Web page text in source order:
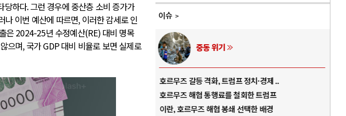
당하다.그런 경우에 중산층 소비 증가가
나 이번 예산에 따르면, 이러한 감세로 인
은2024-25년 수정예산(RE) 대비 명목
으며, 국가GDP대비 비율로 보면 실제로
이슈
라이나 전쟁
나, 대리전의 역..
력 직후, 러시아..
년까지 공..
중동 위기
호르무즈 갈등 격화, 트럼프 정치·경제 ..
호르무즈 해협 통행료를 철회한 트럼프
이란, 호르무즈 해협 봉쇄 선택한 배경